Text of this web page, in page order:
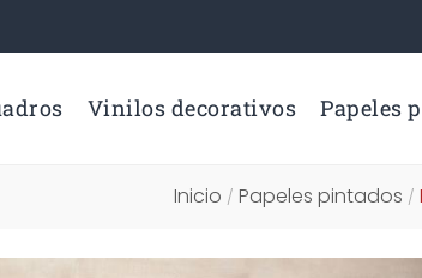
Vinilos decorativos Papeles
Inicio / Papeles pintados /